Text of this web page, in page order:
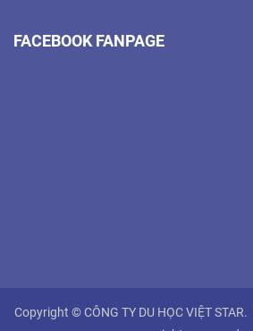
FACEBOOK FANPAGE
Copyright © CÔNG TY DU HỌC VIỆT STAR.